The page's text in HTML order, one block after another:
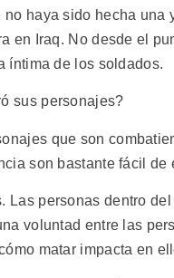
no haya sido hecha
en Iraq. No desde el
íntima de los soldados.
sus personajes?
que son
son bastante fácil de
Las personas dentro
voluntad entre las
matar impacta en